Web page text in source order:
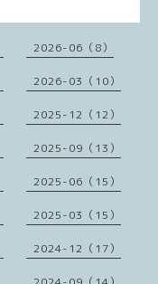
2026-06（8）
2026-03（10）
2025-12（12）
2025-09（13）
2025-06（15）
2025-03（15）
2024-12（17）